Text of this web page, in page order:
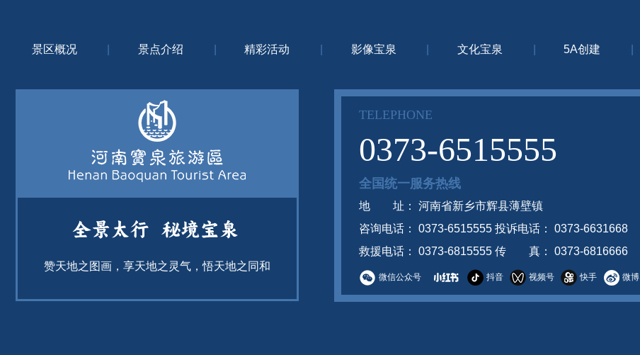
景区概况 景点介绍 精彩活动 影像宝泉 文化宝泉 5A创建
赞天地之图画，享天地之灵气，悟天地之同和
TELEPHONE
0373-6515555
全国统一服务热线
地 址： 河南省新乡市辉县薄壁镇
咨询电话： 0373-6515555 投诉电话： 0373-6631668
救援电话： 0373-6815555 传 真： 0373-6816666
微信公众号 抖音 视频号 快手 微博